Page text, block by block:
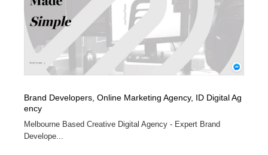
Brand Developers, Online Marketing Agency, ID Digital Ag
ency
Melbourne Based Creative Digital Agency - Expert Brand
Develope...